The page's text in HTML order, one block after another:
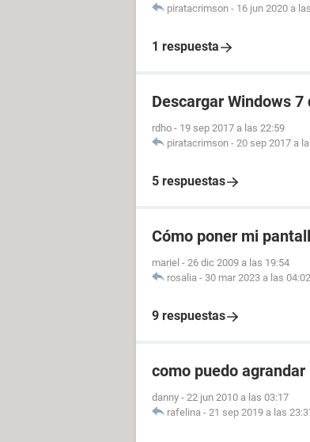
piratacrimson - 16 jun 2020 a
1 respuesta
Descargar Windows
rdho - 19 sep 2017 a las 22:59
piratacrimson - 20 sep 2017 a
5 respuestas
Cómo poner mi
mariel - 26 dic 2009 a las 19:54
rosalia - 30 mar 2023 a las 04:02
9 respuestas
como puedo
danny - 22 jun 2010 a las 03:17
rafelina - 21 sep 2019 a las